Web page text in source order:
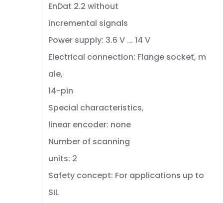
EnDat 2.2 without
incremental signals
Power supply: 3.6 V ... 14 V
Electrical connection: Flange socket, m
ale,
14-pin
Special characteristics,
linear encoder: none
Number of scanning
units: 2
Safety concept: For applications up to
SIL